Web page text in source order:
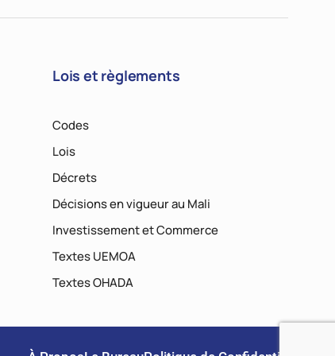
Lois et règlements
Codes
Lois
Décrets
Décisions en vigueur au Mali
Investissement et Commerce
Textes UEMOA
Textes OHADA